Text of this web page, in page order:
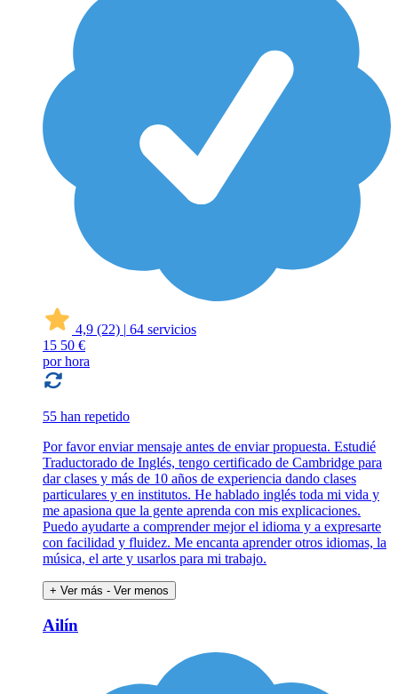
4,9 (22) | 64 servicios
15 50 €
por hora
55 han repetido
Por favor enviar mensaje antes de enviar propuesta. Estudié
Traductorado de Inglés, tengo certificado de Cambridge para
dar clases y más de 10 años de experiencia dando clases
particulares y en institutos. He hablado inglés toda mi vida y
me apasiona que la gente aprenda con mis explicaciones.
Puedo ayudarte a comprender mejor el idioma y a expresarte
con facilidad y fluidez. Me encanta aprender otros idiomas, la
música, el arte y usarlos para mi trabajo.
+ Ver más - Ver menos
Ailín